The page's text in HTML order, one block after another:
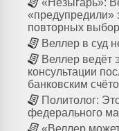
«Незыгарь»:
«предупредили»
повторных
Веллер в суд
Веллер ведёт
консультации
банковским
Политолог:
федерального
«Веллер